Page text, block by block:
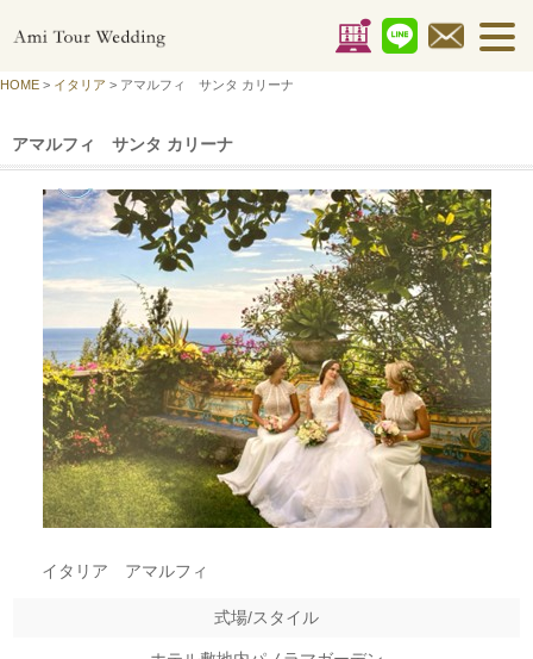
HOME > イタリア > アマルフィ サンタ カリーナ
アマルフィ サンタ カリーナ
イタリア アマルフィ
式場/スタイル